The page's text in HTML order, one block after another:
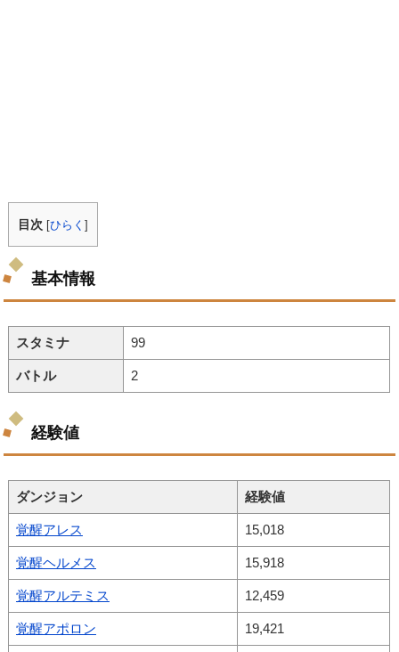
目次 [ひらく]
基本情報
スタミナ 99
バトル 2
経験値
ダンジョン 経験値
覚醒アレス 15,018
覚醒ヘルメス 15,918
覚醒アルテミス 12,459
覚醒アポロン 19,421